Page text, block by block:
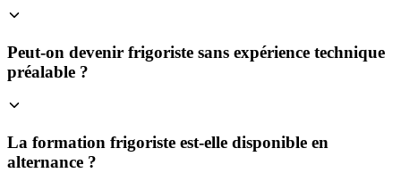
Peut-on devenir frigoriste sans expérience technique
préalable ?
La formation frigoriste est-elle disponible en
alternance ?